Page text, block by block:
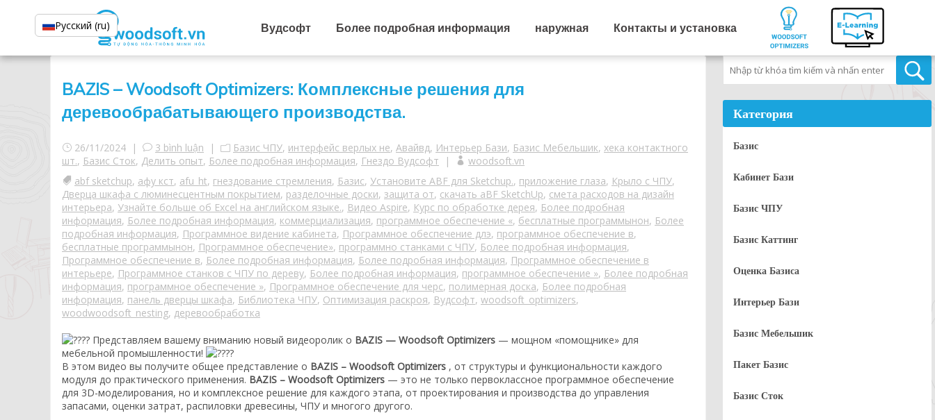
Вудсофт Более подробная информация наружная Контакты и установка
BAZIS – Woodsoft Optimizers: Комплексные решения для
деревообрабатывающего производства.
26/11/2024 | 3 bình luận | Базис ЧПУ, интерфейс верлых не, Авайвд, Интерьер Бази, Базис Мебельшик, хека контактного
шт., Базис Сток, Делить опыт, Более подробная информация, Гнездо Вудсофт |
woodsoft.vn
abf sketchup, афу кст, afu_ht, гнездование стремления, Базис, Установите ABF для Sketchup., приложение глаза, Крыло с ЧПУ,
Дверца шкафа с люминесцентным покрытием, разделочные доски, защита от, скачать aBF SketchUp, смета расходов на дизайн
интерьера, Узнайте больше об Excel на английском языке., Видео Aspire, Курс по обработке дерея, Более подробная
информация, Более подробная информация, коммерциализация, программное обеспечение «, бесплатные программынон, Более
подробная информация, Программное видение кабинета, Программное обеспечение длэ, программное обеспечение в,
бесплатные программынон, Программное обеспечение», программно станками с ЧПУ, Более подробная информация,
Программное обеспечение в, Более подробная информация, Более подробная информация, Программное обеспечение в
интерьере, Программное станков с ЧПУ по дереву, Более подробная информация, программное обеспечение », Более подробная
информация, программное обеспечение », Программное обеспечение для черс, полимерная доска, Более подробная
информация, панель дверцы шкафа, Библиотека ЧПУ, Оптимизация раскроя, Вудсофт, woodsoft_optimizers,
woodwoodsoft_nesting, деревообработка
Представляем вашему вниманию новый видеоролик о BAZIS — Woodsoft Optimizers — мощном «помощнике» для
мебельной промышленности!
В этом видео вы получите общее представление о BAZIS – Woodsoft Optimizers , от структуры и функциональности каждого
модуля до практического применения. BAZIS – Woodsoft Optimizers — это не только первоклассное программное обеспечение
для 3D-моделирования, но и комплексное решение для каждого этапа, от проектирования и производства до управления
запасами, оценки затрат, распиловки древесины, ЧПУ и многого другого.
Категория
Базис
Кабинет Бази
Базис ЧПУ
Базис Каттинг
Оценка Базиса
Интерьер Бази
Базис Мебельшик
Пакет Базис
Базис Сток
Русский (ru)